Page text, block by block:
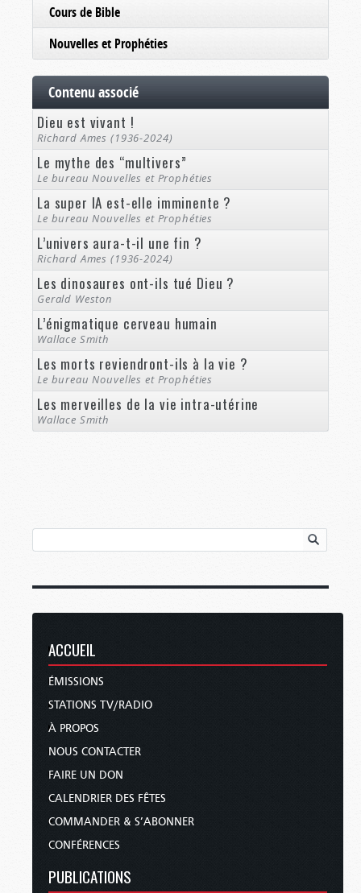
Cours de Bible
Nouvelles et Prophéties
Contenu associé
Dieu est vivant !
Richard Ames (1936-2024)
Le mythe des “multivers”
Le bureau Nouvelles et Prophéties
La super IA est-elle imminente ?
Le bureau Nouvelles et Prophéties
L’univers aura-t-il une fin ?
Richard Ames (1936-2024)
Les dinosaures ont-ils tué Dieu ?
Gerald Weston
L’énigmatique cerveau humain
Wallace Smith
Les morts reviendront-ils à la vie ?
Le bureau Nouvelles et Prophéties
Les merveilles de la vie intra-utérine
Wallace Smith
ACCUEIL
ÉMISSIONS
STATIONS TV/RADIO
À PROPOS
NOUS CONTACTER
FAIRE UN DON
CALENDRIER DES FÊTES
COMMANDER & S’ABONNER
CONFÉRENCES
PUBLICATIONS